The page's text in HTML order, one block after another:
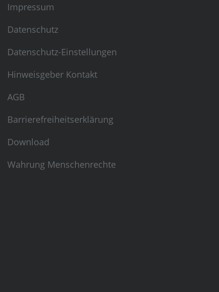
Impressum
Datenschutz
Datenschutz-Einstellungen
Hinweisgeber Kontakt
AGB
Barrierefreiheitserklärung
Download
Wahrung Menschenrechte